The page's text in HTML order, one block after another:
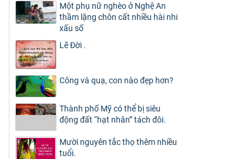
Một phụ nữ nghèo ở Nghệ An
thầm lặng chôn cất nhiều hài nhi
xấu số
Lẽ Đời .
Công và quạ, con nào đẹp hơn?
Thành phố Mỹ có thể bị siêu
động đất “hạt nhân” tách đôi.
Mười nguyên tắc thọ thêm nhiều
tuổi.